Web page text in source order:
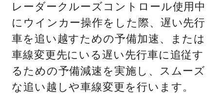
レーダークルーズコントロール使用中
にウインカー操作をした際、遅い先行
車を追い越すための予備加速、または
車線変更先にいる遅い先行車に追従す
るための予備減速を実施し、スムーズ
な追い越しや車線変更を行います。